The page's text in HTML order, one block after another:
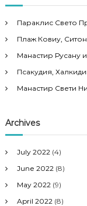
Параклис Свето
Плаж Ковиу,
Манастир Русану
Псакудия,
Манастир Свети
Archives
July 2022 (4)
June 2022 (8)
May 2022 (9)
April 2022 (8)